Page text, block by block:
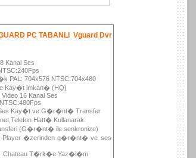
olacakt�r.
Kanal Ses
704x576 NTSC:704x480
Kay�t imkan� (HQ)
16 Kanal Ses
Kay�t ve G�r�nt� Transfer
Hatt� Kullanarak
(G�r�nt� ile senkronize)
�zerinden g�r�nt� ve ses
Chateau T�rk�e Yaz�l�m
PC TABANLI Vguard Dvr